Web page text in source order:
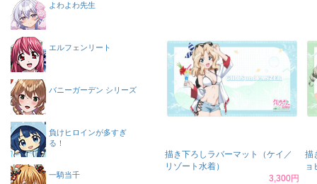
描き下ろしラバーマット（ケイ／
リゾート水着）
3,300円
描
ョ
よわよわ先生
エルフェンリート
バニーガーデン シリーズ
負けヒロインが多すぎ
る！
一騎当千